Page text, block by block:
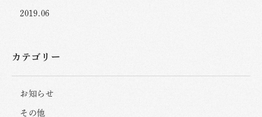
2019.06
カテゴリー
お知らせ
その他